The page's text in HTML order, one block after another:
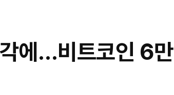
에…비트코인 6만